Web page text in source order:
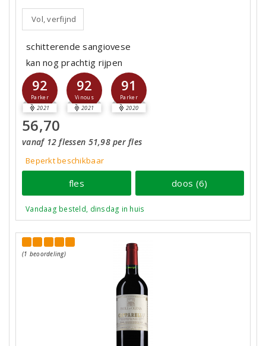
Vol, verfijnd
schitterende sangiovese
kan nog prachtig rijpen
92
Parker
2021
92
Vinous
2021
91
Parker
2020
56,70
vanaf 12 flessen 51,98 per fles
Beperkt beschikbaar
fles doos (6)
Vandaag besteld, dinsdag in huis
(1 beoordeling)